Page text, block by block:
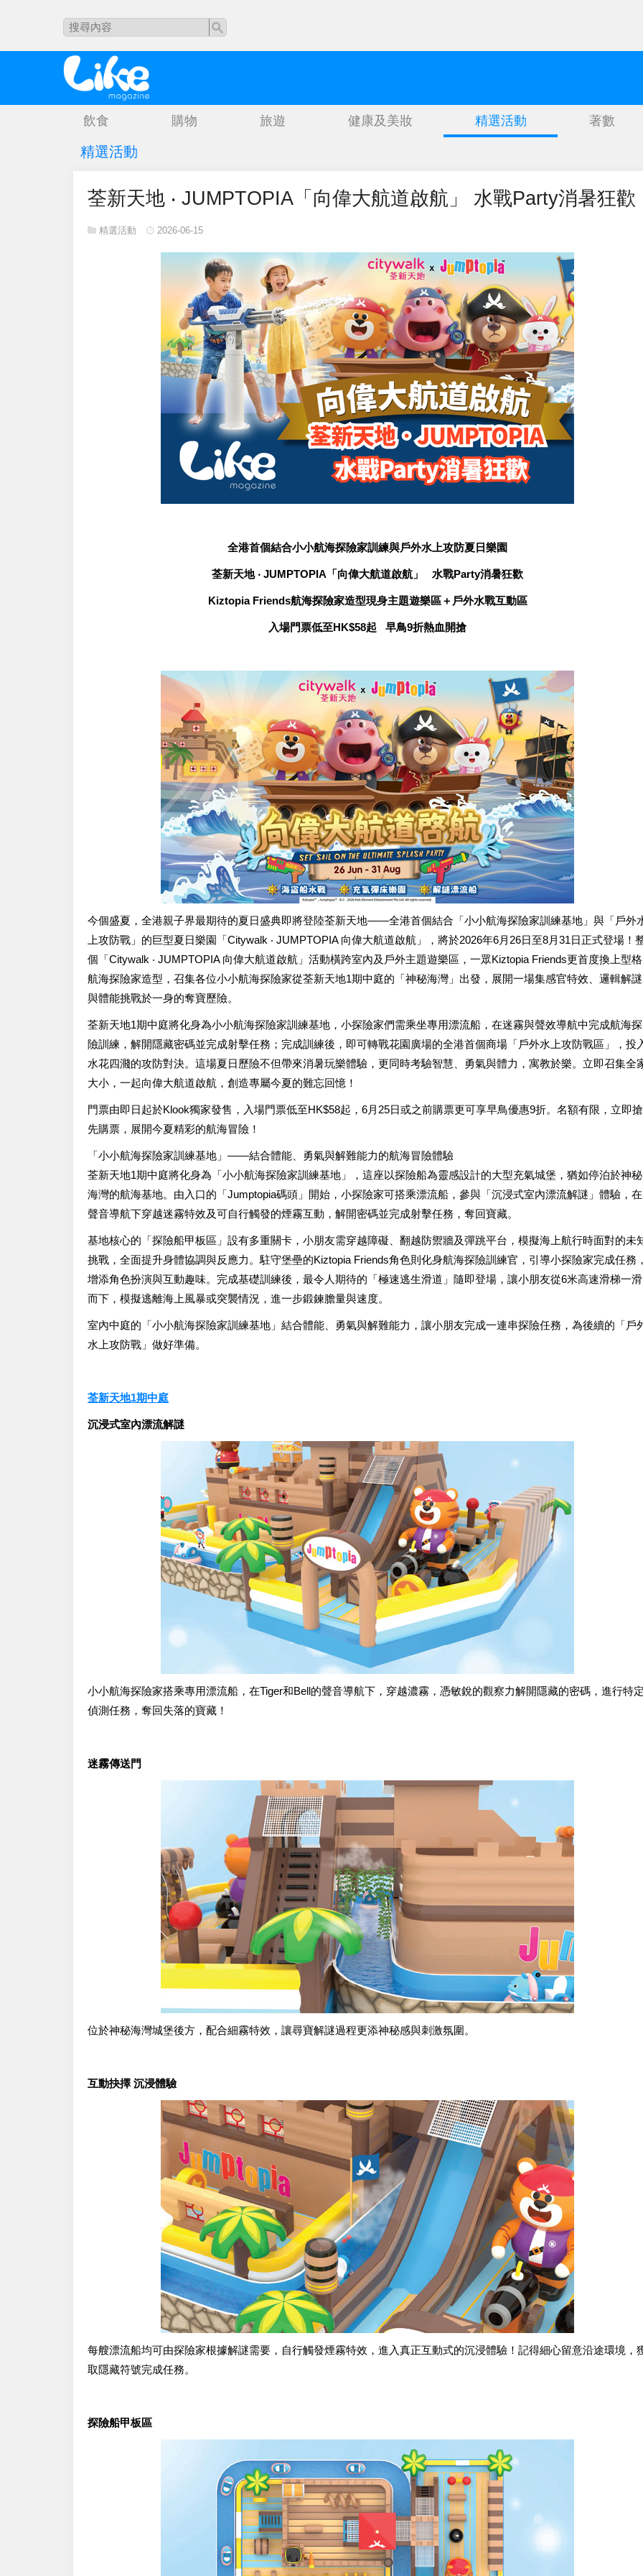
飲食 購物 旅遊 健康及美妝 精選活動 著數
精選活動
荃新天地 ‧ JUMPTOPIA「向偉大航道啟航」 水戰Party消暑狂歡
精選活動 2026-06-15
全港首個結合小小航海探險家訓練與戶外水上攻防夏日樂園
荃新天地 ‧ JUMPTOPIA「向偉大航道啟航」 水戰Party消暑狂歡
Kiztopia Friends航海探險家造型現身主題遊樂區＋戶外水戰互動區
入場門票低至HK$58起 早鳥9折熱血開搶
今個盛夏，全港親子界最期待的夏日盛典即將登陸荃新天地——全港首個結合「小小航海探險家訓練基地」與「戶外
上攻防戰」的巨型夏日樂園「Citywalk ‧ JUMPTOPIA 向偉大航道啟航」，將於2026年6月26日至8月31日正式登場！
個「Citywalk ‧ JUMPTOPIA 向偉大航道啟航」活動橫跨室內及戶外主題遊樂區，一眾Kiztopia Friends更首度換上型格
航海探險家造型，召集各位小小航海探險家從荃新天地1期中庭的「神秘海灣」出發，展開一場集感官特效、邏輯解謎
與體能挑戰於一身的奪寶歷險。
荃新天地1期中庭將化身為小小航海探險家訓練基地，小探險家們需乘坐專用漂流船，在迷霧與聲效導航中完成航海探
險訓練，解開隱藏密碼並完成射擊任務；完成訓練後，即可轉戰花園廣場的全港首個商場「戶外水上攻防戰區」，投
水花四濺的攻防對決。這場夏日歷險不但帶來消暑玩樂體驗，更同時考驗智慧、勇氣與體力，寓教於樂。立即召集全
大小，一起向偉大航道啟航，創造專屬今夏的難忘回憶！
門票由即日起於Klook獨家發售，入場門票低至HK$58起，6月25日或之前購票更可享早鳥優惠9折。名額有限，立即搶
先購票，展開今夏精彩的航海冒險！
「小小航海探險家訓練基地」——結合體能、勇氣與解難能力的航海冒險體驗
荃新天地1期中庭將化身為「小小航海探險家訓練基地」，這座以探險船為靈感設計的大型充氣城堡，猶如停泊於神秘
海灣的航海基地。由入口的「Jumptopia碼頭」開始，小探險家可搭乘漂流船，參與「沉浸式室內漂流解謎」體驗，在
聲音導航下穿越迷霧特效及可自行觸發的煙霧互動，解開密碼並完成射擊任務，奪回寶藏。
基地核心的「探險船甲板區」設有多重關卡，小朋友需穿越障礙、翻越防禦牆及彈跳平台，模擬海上航行時面對的未
挑戰，全面提升身體協調與反應力。駐守堡壘的Kiztopia Friends角色則化身航海探險訓練官，引導小探險家完成任務
增添角色扮演與互動趣味。完成基礎訓練後，最令人期待的「極速逃生滑道」隨即登場，讓小朋友從6米高速滑梯一滑
而下，模擬逃離海上風暴或突襲情況，進一步鍛鍊膽量與速度。
室內中庭的「小小航海探險家訓練基地」結合體能、勇氣與解難能力，讓小朋友完成一連串探險任務，為後續的「戶
水上攻防戰」做好準備。
荃新天地1期中庭
沉浸式室內漂流解謎
小小航海探險家搭乘專用漂流船，在Tiger和Bell的聲音導航下，穿越濃霧，憑敏銳的觀察力解開隱藏的密碼，進行特
偵測任務，奪回失落的寶藏！
迷霧傳送門
位於神秘海灣城堡後方，配合細霧特效，讓尋寶解謎過程更添神秘感與刺激氛圍。
互動抉擇 沉浸體驗
每艘漂流船均可由探險家根據解謎需要，自行觸發煙霧特效，進入真正互動式的沉浸體驗！記得細心留意沿途環境，
取隱藏符號完成任務。
探險船甲板區